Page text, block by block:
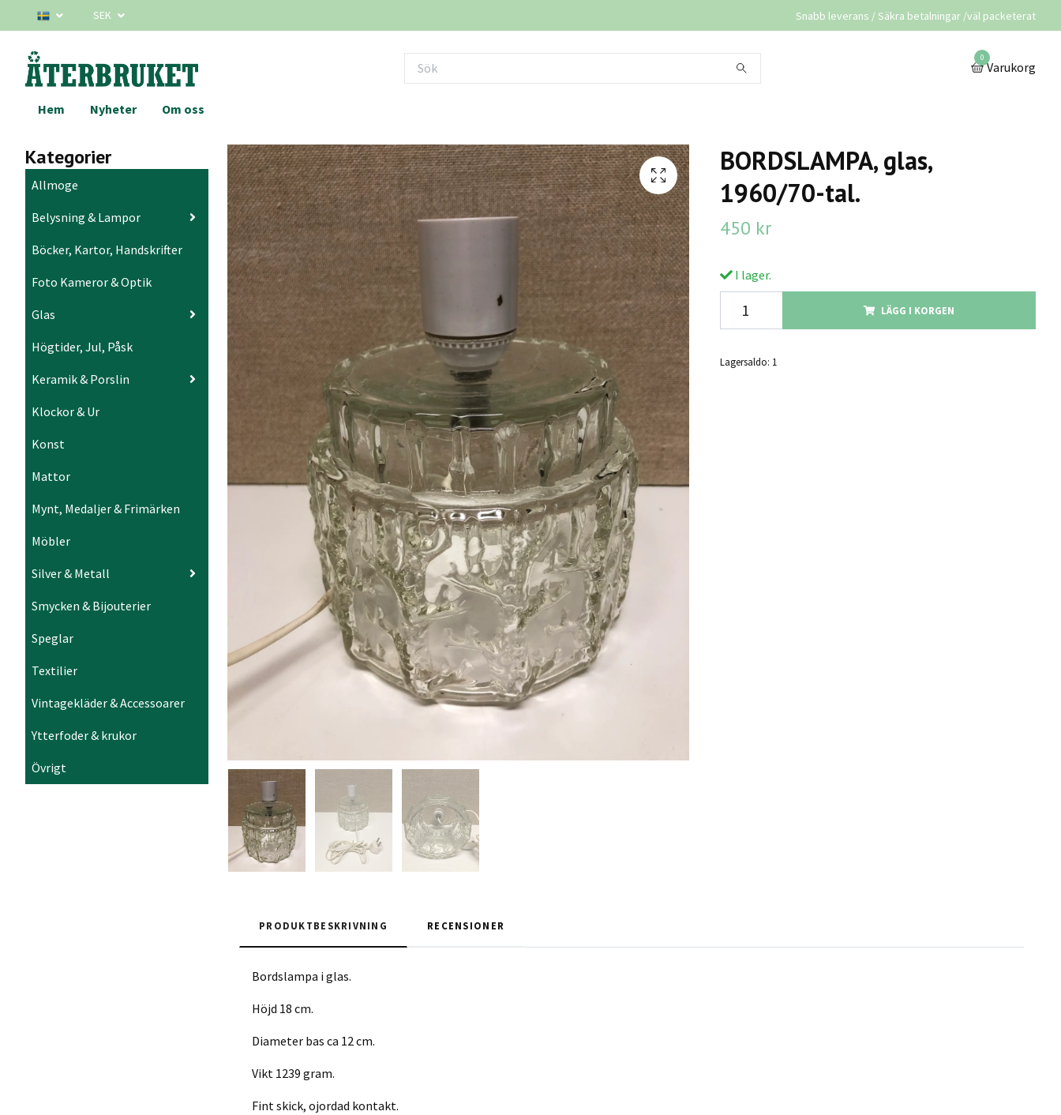
SEK Snabb leverans / Säkra betalningar /väl packeterat
0
Varukorg
Hem Nyheter Om oss
Kategorier
Allmoge
Belysning & Lampor
Böcker, Kartor, Handskrifter
Foto Kameror & Optik
Glas
Högtider, Jul, Påsk
Keramik & Porslin
Klockor & Ur
Konst
Mattor
Mynt, Medaljer & Frimärken
Möbler
Silver & Metall
Smycken & Bijouterier
Speglar
Textilier
Vintagekläder & Accessoarer
Ytterfoder & krukor
Övrigt
BORDSLAMPA, glas,
1960/70-tal.
450 kr
I lager.
LÄGG I KORGEN
Lagersaldo: 1
PRODUKTBESKRIVNING RECENSIONER
Bordslampa i glas.
Höjd 18 cm.
Diameter bas ca 12 cm.
Vikt 1239 gram.
Fint skick, ojordad kontakt.